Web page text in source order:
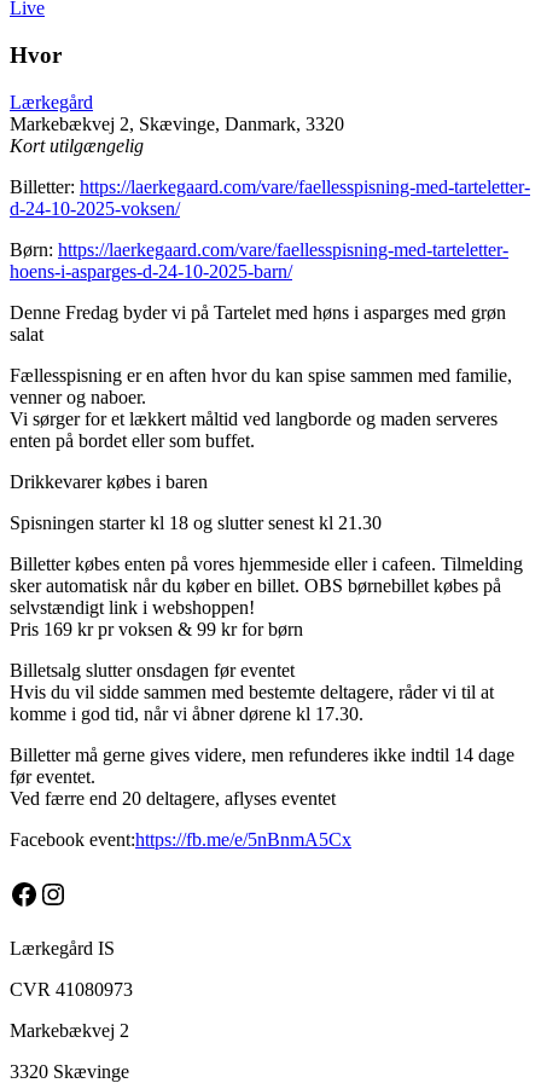
Live
Hvor
Lærkegård
Markebækvej 2, Skævinge, Danmark, 3320
Kort utilgængelig
Billetter: https://laerkegaard.com/vare/faellesspisning-med-tarteletter-
d-24-10-2025-voksen/
Børn: https://laerkegaard.com/vare/faellesspisning-med-tarteletter-
hoens-i-asparges-d-24-10-2025-barn/
Denne Fredag byder vi på Tartelet med høns i asparges med grøn
salat
Fællesspisning er en aften hvor du kan spise sammen med familie,
venner og naboer.
Vi sørger for et lækkert måltid ved langborde og maden serveres
enten på bordet eller som buffet.
Drikkevarer købes i baren
Spisningen starter kl 18 og slutter senest kl 21.30
Billetter købes enten på vores hjemmeside eller i cafeen. Tilmelding
sker automatisk når du køber en billet. OBS børnebillet købes på
selvstændigt link i webshoppen!
Pris 169 kr pr voksen & 99 kr for børn
Billetsalg slutter onsdagen før eventet
Hvis du vil sidde sammen med bestemte deltagere, råder vi til at
komme i god tid, når vi åbner dørene kl 17.30.
Billetter må gerne gives videre, men refunderes ikke indtil 14 dage
før eventet.
Ved færre end 20 deltagere, aflyses eventet
Facebook event:https://fb.me/e/5nBnmA5Cx
Facebook
Instagram
Lærkegård IS
CVR 41080973
Markebækvej 2
3320 Skævinge